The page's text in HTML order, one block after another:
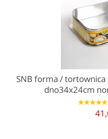
SNB forma /
dno34x24cm
1 2 3 4 5